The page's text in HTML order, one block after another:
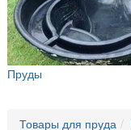
Пруды
Товары для пруда